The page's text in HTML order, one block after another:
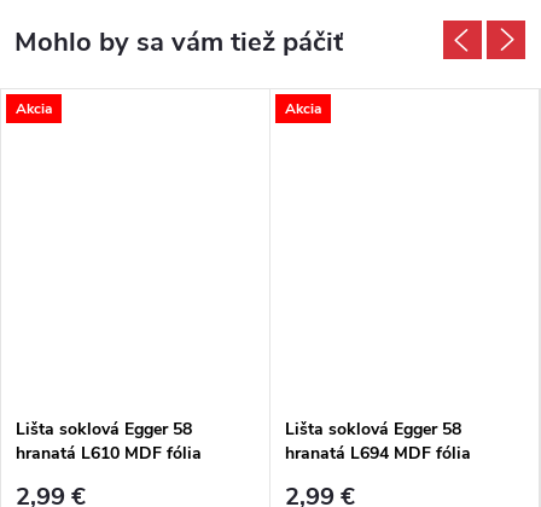
Akcia
Lišta soklová Egger 58
hranatá L610 MDF fólia
2,99 €
Akcia
Lišta soklová Egger 58
hranatá L694 MDF fólia
2,99 €